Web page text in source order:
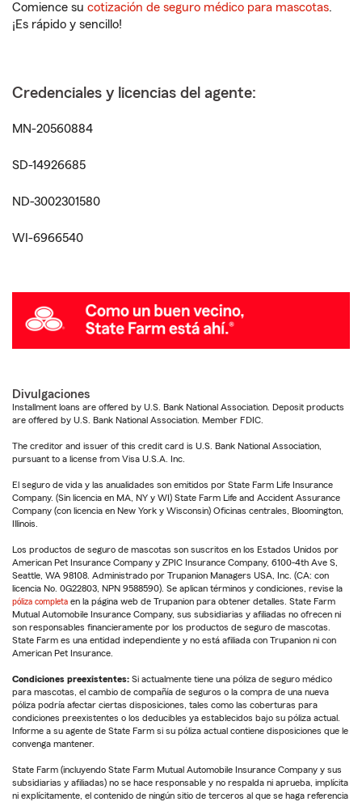
Comience su cotización de seguro médico para mascotas.
¡Es rápido y sencillo!
Credenciales y licencias del agente:
MN-20560884
SD-14926685
ND-3002301580
WI-6966540
Divulgaciones
Installment loans are offered by U.S. Bank National Association. Deposit products
are offered by U.S. Bank National Association. Member FDIC.
The creditor and issuer of this credit card is U.S. Bank National Association,
pursuant to a license from Visa U.S.A. Inc.
El seguro de vida y las anualidades son emitidos por State Farm Life Insurance
Company. (Sin licencia en MA, NY y WI) State Farm Life and Accident Assurance
Company (con licencia en New York y Wisconsin) Oficinas centrales, Bloomington,
Illinois.
Los productos de seguro de mascotas son suscritos en los Estados Unidos por
American Pet Insurance Company y ZPIC Insurance Company, 6100-4th Ave S,
Seattle, WA 98108. Administrado por Trupanion Managers USA, Inc. (CA: con
licencia No. 0G22803, NPN 9588590). Se aplican términos y condiciones, revise la
póliza completa en la página web de Trupanion para obtener detalles. State Farm
Mutual Automobile Insurance Company, sus subsidiarias y afiliadas no ofrecen ni
son responsables financieramente por los productos de seguro de mascotas.
State Farm es una entidad independiente y no está afiliada con Trupanion ni con
American Pet Insurance.
Condiciones preexistentes: Si actualmente tiene una póliza de seguro médico
para mascotas, el cambio de compañía de seguros o la compra de una nueva
póliza podría afectar ciertas disposiciones, tales como las coberturas para
condiciones preexistentes o los deducibles ya establecidos bajo su póliza actual.
Informe a su agente de State Farm si su póliza actual contiene disposiciones que le
convenga mantener.
State Farm (incluyendo State Farm Mutual Automobile Insurance Company y sus
subsidiarias y afiliadas) no se hace responsable y no respalda ni aprueba, implícita
ni explícitamente, el contenido de ningún sitio de terceros al que se haga referencia